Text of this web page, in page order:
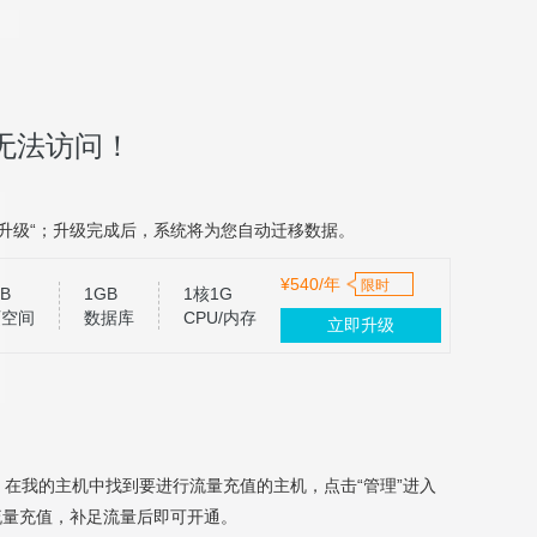
访问！
“；升级完成后，系统将为您自动迁移数据。
间
1GB
数据库
1核1G
CPU/内存
¥540/年 限时
立即升级
在我的主机中找到要进行流量充值的主机，点击“管理”进入
充值，补足流量后即可开通。